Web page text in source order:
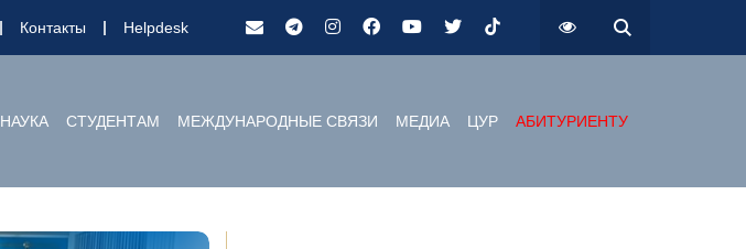
Контакты Helpdesk
НАУКА СТУДЕНТАМ МЕЖДУНАРОДНЫЕ СВЯЗИ МЕДИА ЦУР АБИТУРИЕНТУ